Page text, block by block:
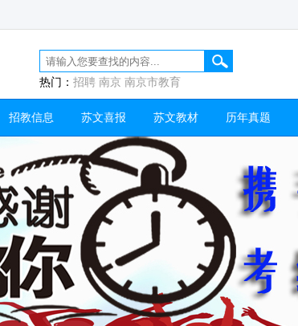
热门： 招聘 南京 南京市教育
招教信息 苏文喜报 苏文教材 历年真题